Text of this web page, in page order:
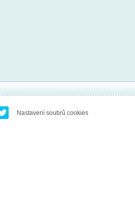
Nastavení soubrů cookies